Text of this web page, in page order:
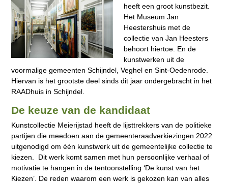
heeft een groot kunstbezit.
Het Museum Jan
Heestershuis met de
collectie van Jan Heesters
behoort hiertoe. En de
kunstwerken uit de
voormalige gemeenten Schijndel, Veghel en Sint-Oedenrode.
Hiervan is het grootste deel sinds dit jaar ondergebracht in het
RAADhuis in Schijndel.
De keuze van de kandidaat
Kunstcollectie Meierijstad heeft de lijsttrekkers van de politieke
partijen die meedoen aan de gemeenteraadverkiezingen 2022
uitgenodigd om één kunstwerk uit de gemeentelijke collectie te
kiezen. Dit werk komt samen met hun persoonlijke verhaal of
motivatie te hangen in de tentoonstelling ‘De kunst van het
Kiezen’. De reden waarom een werk is gekozen kan van alles